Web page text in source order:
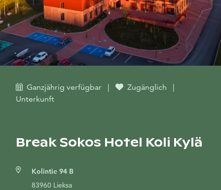
Ganzjährig verfügbar | Zugänglich
|
Unterkunft
Break Sokos Hotel Koli Kylä
Kolintie 94 B
83960 Lieksa